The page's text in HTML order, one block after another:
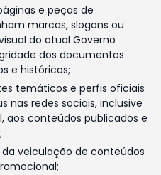
e peças de
marcas, slogans ou
do atual Governo
dos documentos
e históricos;
temáticos e perfis oficiais
nas redes sociais, inclusive
aos conteúdos publicados e
veiculação de conteúdos